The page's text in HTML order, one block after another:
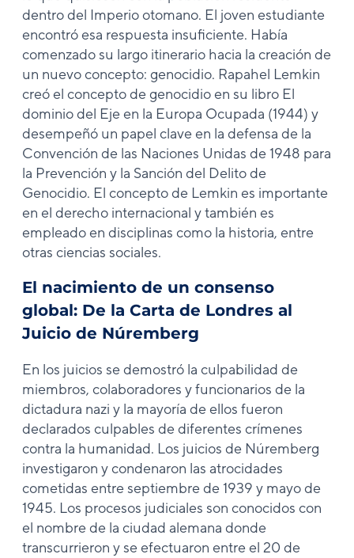
dentro del Imperio otomano. El joven estudiante
encontró esa respuesta insuficiente. Había
comenzado su largo itinerario hacia la creación de
un nuevo concepto: genocidio. Rapahel Lemkin
creó el concepto de genocidio en su libro El
dominio del Eje en la Europa Ocupada (1944) y
desempeñó un papel clave en la defensa de la
Convención de las Naciones Unidas de 1948 para
la Prevención y la Sanción del Delito de
Genocidio. El concepto de Lemkin es importante
en el derecho internacional y también es
empleado en disciplinas como la historia, entre
otras ciencias sociales.
El nacimiento de un consenso
global: De la Carta de Londres al
Juicio de Núremberg
En los juicios se demostró la culpabilidad de
miembros, colaboradores y funcionarios de la
dictadura nazi y la mayoría de ellos fueron
declarados culpables de diferentes crímenes
contra la humanidad. Los juicios de Núremberg
investigaron y condenaron las atrocidades
cometidas entre septiembre de 1939 y mayo de
1945. Los procesos judiciales son conocidos con
el nombre de la ciudad alemana donde
transcurrieron y se efectuaron entre el 20 de